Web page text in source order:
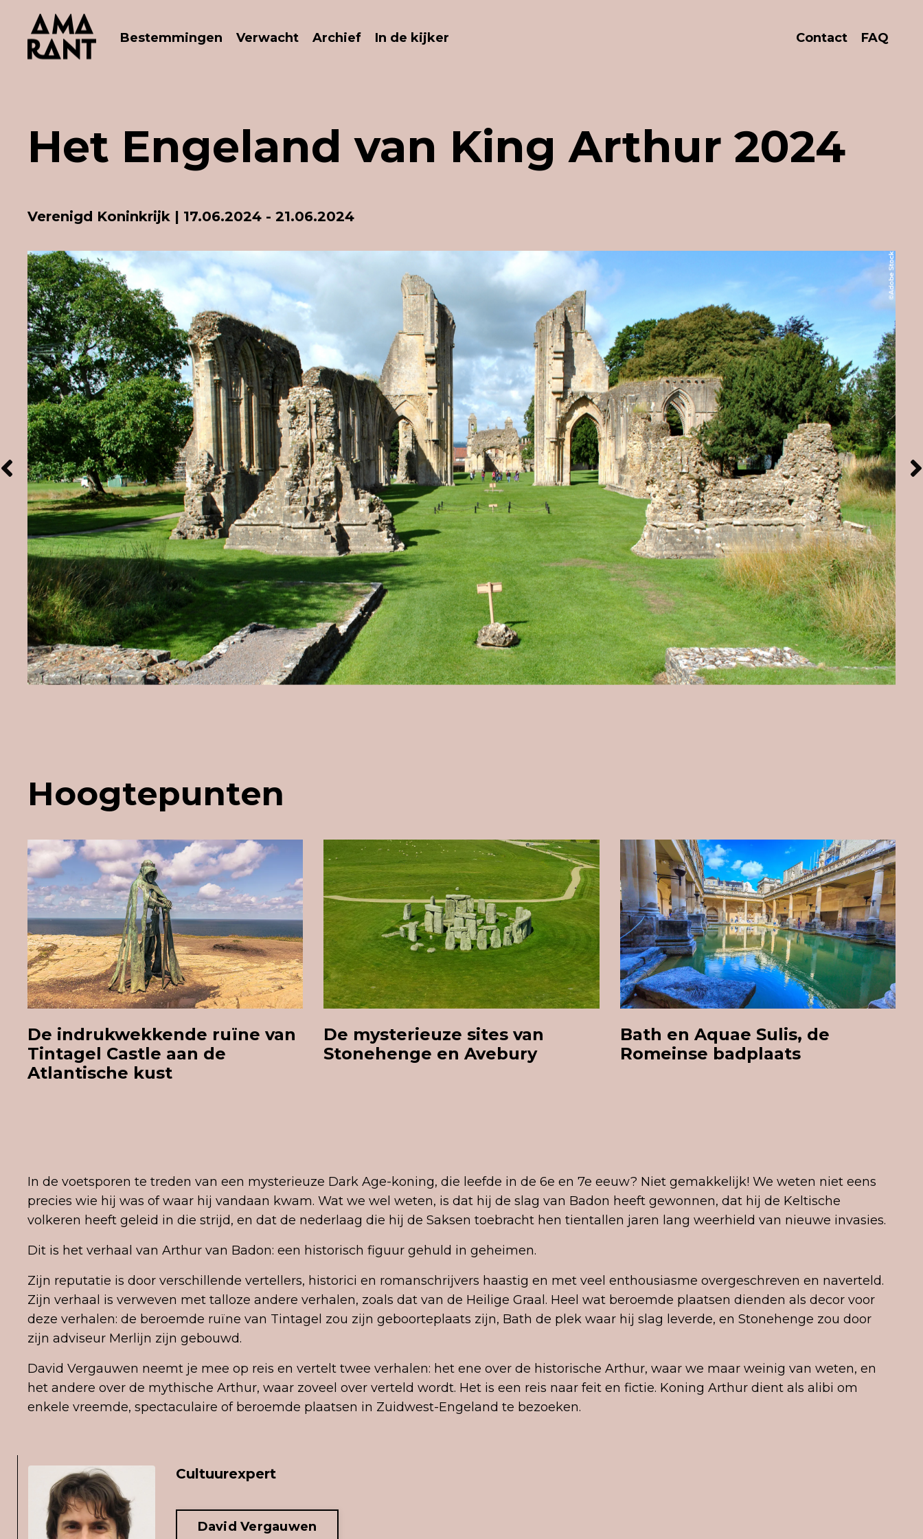
Bestemmingen Verwacht Archief In de kijker Contact FAQ
Het Engeland van King Arthur 2024
Verenigd Koninkrijk | 17.06.2024 - 21.06.2024
Hoogtepunten
De indrukwekkende ruïne van
Tintagel Castle aan de
Atlantische kust
De mysterieuze sites van
Stonehenge en Avebury
Bath en Aquae Sulis, de
Romeinse badplaats
In de voetsporen te treden van een mysterieuze Dark Age-koning, die leefde in de 6e en 7e eeuw? Niet gemakkelijk! We weten niet eens
precies wie hij was of waar hij vandaan kwam. Wat we wel weten, is dat hij de slag van Badon heeft gewonnen, dat hij de Keltische
volkeren heeft geleid in die strijd, en dat de nederlaag die hij de Saksen toebracht hen tientallen jaren lang weerhield van nieuwe invasies.
Dit is het verhaal van Arthur van Badon: een historisch figuur gehuld in geheimen.
Zijn reputatie is door verschillende vertellers, historici en romanschrijvers haastig en met veel enthousiasme overgeschreven en naverteld.
Zijn verhaal is verweven met talloze andere verhalen, zoals dat van de Heilige Graal. Heel wat beroemde plaatsen dienden als decor voor
deze verhalen: de beroemde ruïne van Tintagel zou zijn geboorteplaats zijn, Bath de plek waar hij slag leverde, en Stonehenge zou door
zijn adviseur Merlijn zijn gebouwd.
David Vergauwen neemt je mee op reis en vertelt twee verhalen: het ene over de historische Arthur, waar we maar weinig van weten, en
het andere over de mythische Arthur, waar zoveel over verteld wordt. Het is een reis naar feit en fictie. Koning Arthur dient als alibi om
enkele vreemde, spectaculaire of beroemde plaatsen in Zuidwest-Engeland te bezoeken.
Cultuurexpert
David Vergauwen